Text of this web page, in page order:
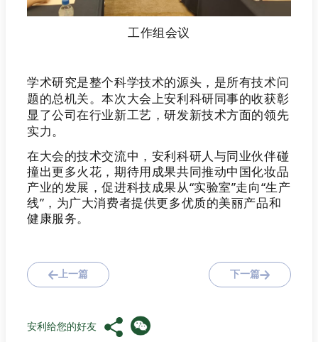
工作组会议
学术研究是整个科学技术的源头，是所有技术问
题的总机关。本次大会上安利科研同事的收获彰
显了公司在行业新工艺，研发新技术方面的领先
实力。
在大会的技术交流中，安利科研人与同业伙伴碰
撞出更多火花，期待用成果共同推动中国化妆品
产业的发展，促进科技成果从“实验室”走向“生产
线”，为广大消费者提供更多优质的美丽产品和
健康服务。
上一篇 下一篇
安利给您的好友